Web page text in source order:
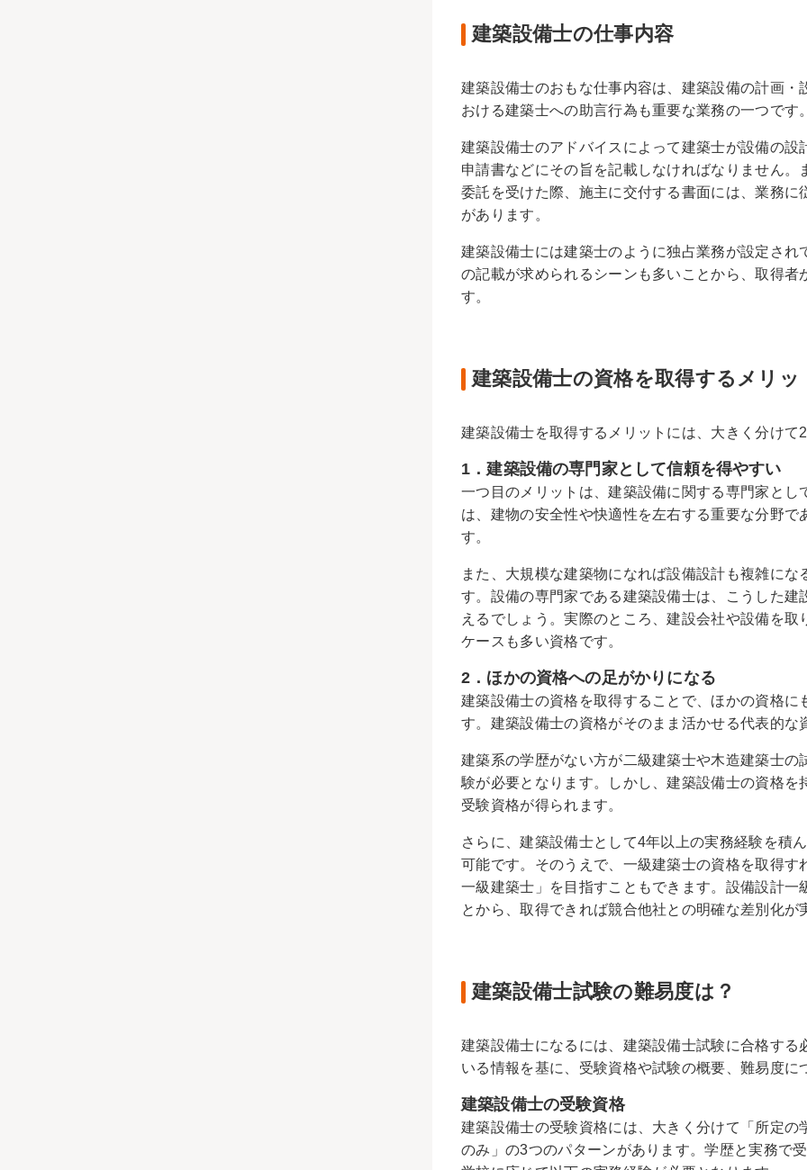
建築設備士の仕事内容
建築設備士のおもな仕事内容は、建築設備の計画
おける建築士への助言行為も重要な業務の一つです
建築設備士のアドバイスによって建築士が設備の
申請書などにその旨を記載しなければなりません
委託を受けた際、施主に交付する書面には、業務
があります。
建築設備士には建築士のように独占業務が設定さ
の記載が求められるシーンも多いことから、取得
す。
建築設備士の資格を取得するメリッ
建築設備士を取得するメリットには、大きく分けて
1．建築設備の専門家として信頼を得やすい
一つ目のメリットは、建築設備に関する専門家と
は、建物の安全性や快適性を左右する重要な分野
す。
また、大規模な建築物になれば設備設計も複雑に
す。設備の専門家である建築設備士は、こうした
えるでしょう。実際のところ、建設会社や設備を
ケースも多い資格です。
2．ほかの資格への足がかりになる
建築設備士の資格を取得することで、ほかの資格
す。建築設備士の資格がそのまま活かせる代表的な
建築系の学歴がない方が二級建築士や木造建築士
験が必要となります。しかし、建築設備士の資格
受験資格が得られます。
さらに、建築設備士として4年以上の実務経験を積
可能です。そのうえで、一級建築士の資格を取得
一級建築士」を目指すこともできます。設備設計
とから、取得できれば競合他社との明確な差別化が
建築設備士試験の難易度は？
建築設備士になるには、建築設備士試験に合格す
いる情報を基に、受験資格や試験の概要、難易度に
建築設備士の受験資格
建築設備士の受験資格には、大きく分けて「所定
のみ」の3つのパターンがあります。学歴と実務で